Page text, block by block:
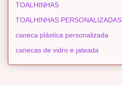
TOALHINHAS
TOALHINHAS PERSONALIZADAS
caneca plástica personalizada
canecas de vidro e jateada